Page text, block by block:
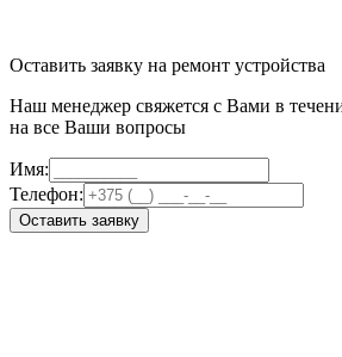
Оставить заявку на ремонт устройства
Наш менеджер свяжется с Вами в
на все Ваши вопросы
Имя:
Телефон:
Оставить заявку